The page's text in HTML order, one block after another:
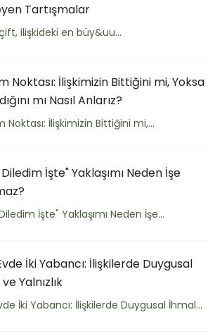
Tartışmalar
ilişkideki en büy&uu...
Noktası: İlişkimizin Bittiğini mi, Yoksa
mı Nasıl Anlarız?
Noktası: İlişkimizin Bittiğini mi,...
İşte" Yaklaşımı Neden İşe
İşte" Yaklaşımı Neden İşe...
İki Yabancı: İlişkilerde Duygusal
Yalnızlık
İki Yabancı: İlişkilerde Duygusal İhmal...